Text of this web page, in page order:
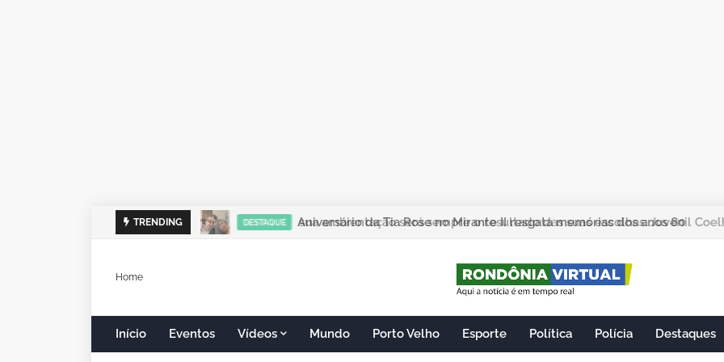
TRENDING DESTAQUE sua ambientação será sempre o resultado das suas escolhas: Juvenil
Home
Início Eventos Vídeos Mundo Porto Velho Esporte Política Polícia Destaques